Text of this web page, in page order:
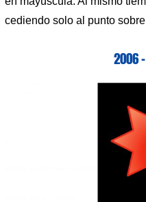
cediendo solo al punto
2006